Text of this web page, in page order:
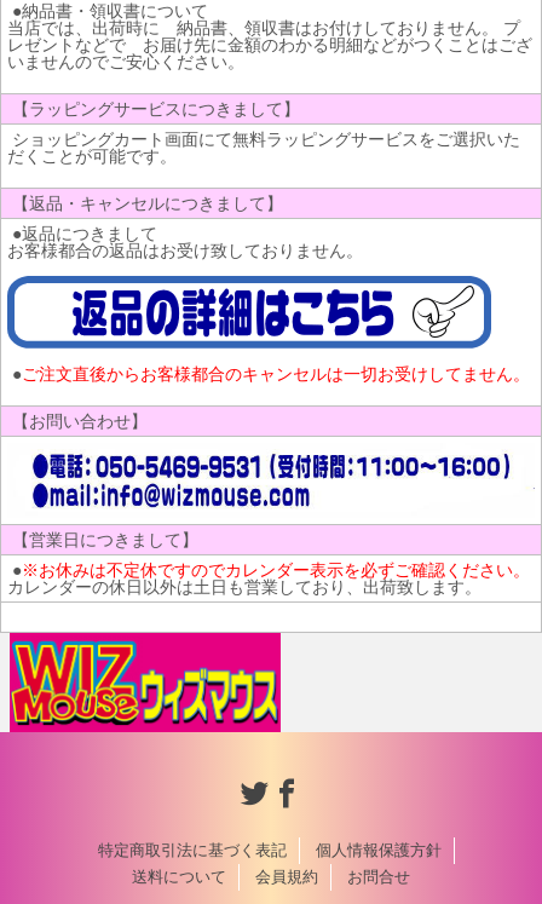
●納品書・領収書について
当店では、出荷時に 納品書、領収書はお付けしておりません。 プ
レゼントなどで お届け先に金額のわかる明細などがつくことはござ
いませんのでご安心ください。
【ラッピングサービスにつきまして】
ショッピングカート画面にて無料ラッピングサービスをご選択いた
だくことが可能です。
【返品・キャンセルにつきまして】
●返品につきまして
お客様都合の返品はお受け致しておりません。
●ご注文直後からお客様都合のキャンセルは一切お受けしてません。
【お問い合わせ】
【営業日につきまして】
●※お休みは不定休ですのでカレンダー表示を必ずご確認ください。
カレンダーの休日以外は土日も営業しており、出荷致します。
特定商取引法に基づく表記
個人情報保護方針
送料について
会員規約 お問合せ